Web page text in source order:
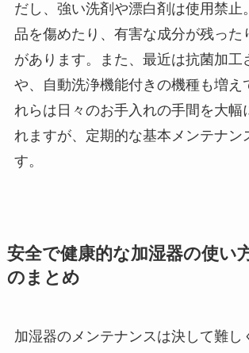
だし、強い洗剤や漂白剤は使用禁止
品を傷めたり、有害な成分が残った
があります。また、最近は抗菌加工
や、自動洗浄機能付きの機種も増え
れらは日々のお手入れの手間を大幅
れますが、定期的な基本メンテナン
す。
安全で健康的な加湿器の使い
のまとめ
加湿器のメンテナンスは決して難し